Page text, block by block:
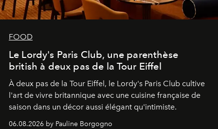
FOOD
Le Lordy's Paris Club, une parenthèse
british à deux pas de la Tour Eiffel
À deux pas de la Tour Eiffel, le Lordy's Paris Club cultive
l'art de vivre britannique avec une cuisine française de
saison dans un décor aussi élégant qu'intimiste.
06.08.2026 by Pauline Borgogno